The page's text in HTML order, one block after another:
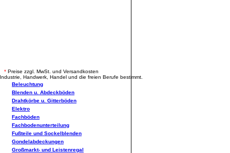
* Preise zzgl. MwSt. und Versandkosten
Handwerk, Handel und die freien Berufe bestimmt.
Beleuchtung
Blenden u. Abdeckböden
Drahtkörbe u. Gitterböden
Elektro
Fachböden
Fachbodenunterteilung
Fußteile und Sockelblenden
Gondelabdeckungen
Großmarkt- und Leistenregal